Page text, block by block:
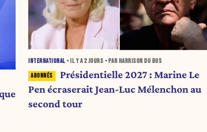
INTERNATIONAL • IL Y A2 JOURS • PAR HARRISON DU BUS
Présidentielle 2027 : Marine Le
Pen écraserait Jean-Luc Mélenchon au
second tour